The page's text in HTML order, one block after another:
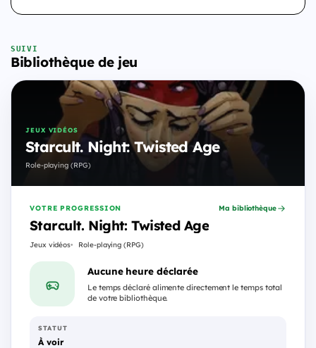
SUIVI
Bibliothèque de jeu
JEUX VIDÉOS
Starcult. Night: Twisted Age
Role-playing (RPG)
VOTRE PROGRESSION
Starcult. Night: Twisted Age
Jeux vidéos Role-playing (RPG)
Ma bibliothèque
Aucune heure déclarée
Le temps déclaré alimente directement le temps total
de votre bibliothèque.
STATUT
À voir